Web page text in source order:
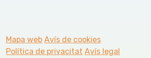
Mapa web Avís de cookies
Política de privacitat Avís legal